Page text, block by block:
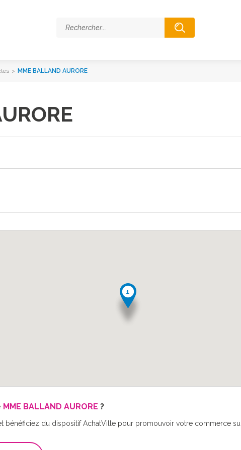
> MME BALLAND AURORE
MME BALLAND AURORE ?
bénéficiez du dispositif AchatVille pour promouvoir votre commerce